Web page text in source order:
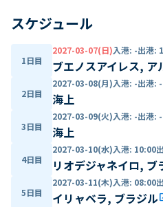
スケジュール
1日目
2027-03-07(日)入港: -出港:
ブエノスアイレス, ア
2日目
2027-03-08(月)入港: -出港: -
海上
3日目
2027-03-09(火)入港: -出港: -
海上
4日目
2027-03-10(水)入港: 10:00
リオデジャネイロ, ブ
5日目
2027-03-11(木)入港: 08:00
イリャベラ, ブラジル